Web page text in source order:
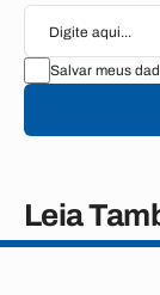
Salvar meus
Leia